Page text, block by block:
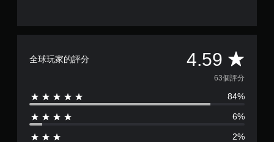
全球玩家的評分 4.59 平
均
評
分
63個評分
84%
6%
2%